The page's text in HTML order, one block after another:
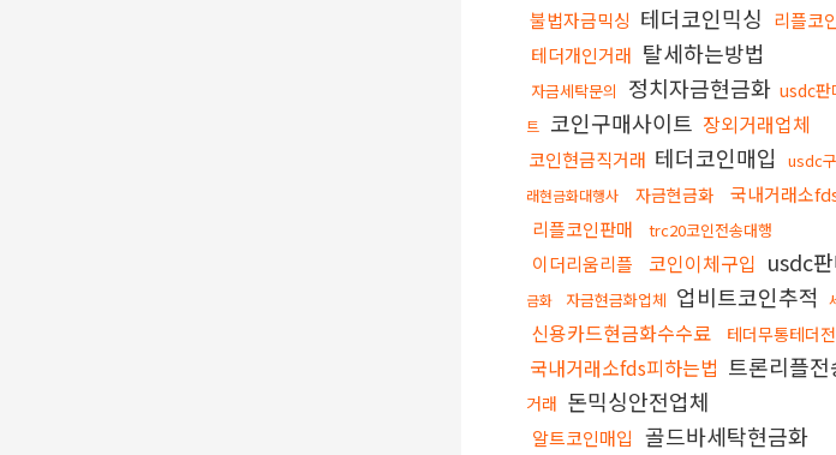
불법자금믹싱 테더코인믹싱 리플코
테더개인거래 탈세하는방법
자금세탁문의 정치자금현금화 usdc판
트
코인구매사이트 장외거래업체
코인현금직거래 테더코인매입 usdc
래현금화대행사
자금현금화 국내거래소
리플코인판매
trc20코인전송대행
이더리움리플 코인이체구입 usdc
금화
자금현금화업체 업비트코인추적
신용카드현금화수수료 테더무통테더
국내거래소fds피하는법 트론리플전
거래 돈믹싱안전업체
알트코인매입 골드바세탁현금화